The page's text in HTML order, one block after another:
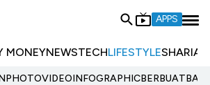
APPS
MONEYNEWSTECHLIFESTYLESHARIA
PHOTOVIDEOINFOGRAPHIC